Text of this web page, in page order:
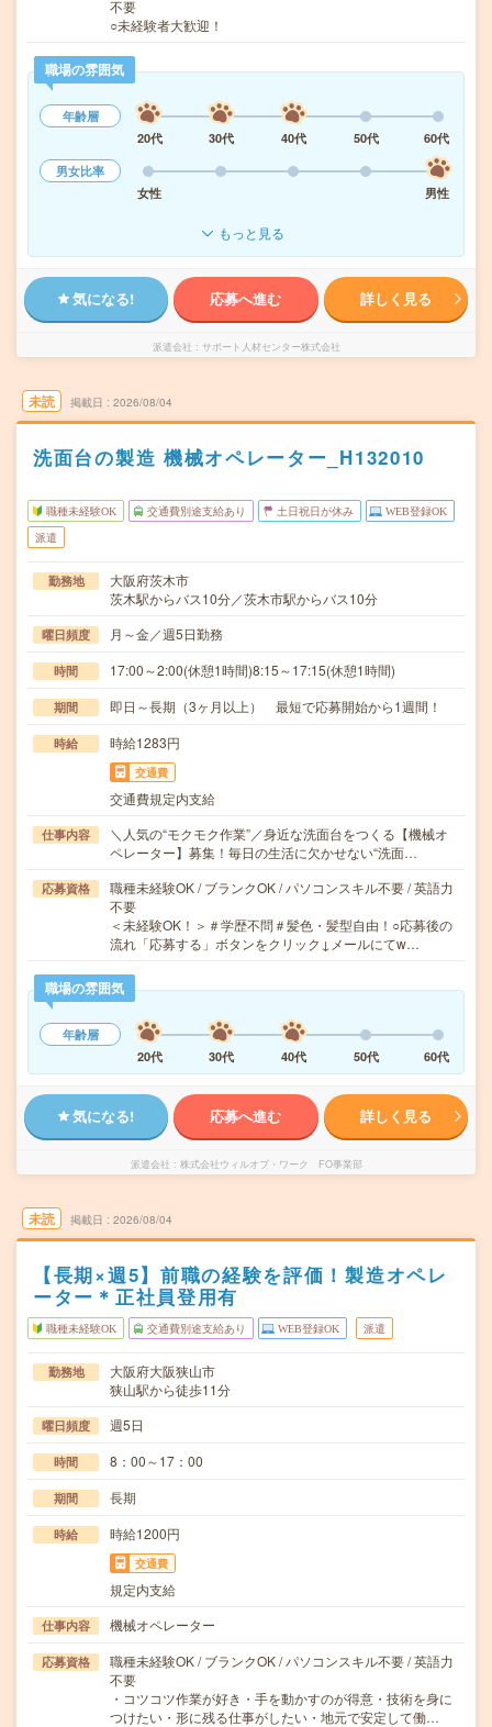
不要
○未経験者大歓迎！
職場の雰囲気
年齢層
20代
30代 40代 50代
60代
男女比率
女性
男性
もっと見る
気になる! 応募へ進む 詳しく見る
派遣会社 サポート人材センター株式会社
未読 掲載日 2026/08/04
洗面台の製造 機械オペレーター_H132010
職種未経験OK 交通費別途支給あり 土日祝日が休み WEB登録OK
派遣
勤務地
大阪府茨木市
茨木駅からバス10分／茨木市駅からバス10分
曜日頻度 月～金／週5日勤務
時間 17:00～2:00(休憩1時間)8:15～17:15(休憩1時間)
期間 即日～長期（3ヶ月以上） 最短で応募開始から1週間！
時給 時給1283円
交通費
交通費規定内支給
仕事内容
＼人気の“モクモク作業”／身近な洗面台をつくる【機械オ
ペレーター】募集！毎日の生活に欠かせない“洗面…
応募資格
職種未経験OK / ブランクOK / パソコンスキル不要 / 英語力
不要
＜未経験OK！＞＃学歴不問＃髪色・髪型自由！○応募後の
流れ「応募する」ボタンをクリック↓メールにてw…
職場の雰囲気
年齢層
20代
30代 40代 50代 60代
気になる! 応募へ進む 詳しく見る
派遣会社 株式会社ウィルオブ・ワーク FO事業部
未読 掲載日 2026/08/04
【長期×週5】前職の経験を評価！製造オペレ
ーター＊正社員登用有
職種未経験OK 交通費別途支給あり WEB登録OK 派遣
勤務地
大阪府大阪狭山市
狭山駅から徒歩11分
曜日頻度 週5日
時間 8：00～17：00
期間 長期
時給 時給1200円
交通費
規定内支給
仕事内容 機械オペレーター
応募資格
職種未経験OK / ブランクOK / パソコンスキル不要 / 英語力
不要
・コツコツ作業が好き・手を動かすのが得意・技術を身に
つけたい・形に残る仕事がしたい・地元で安定して働…